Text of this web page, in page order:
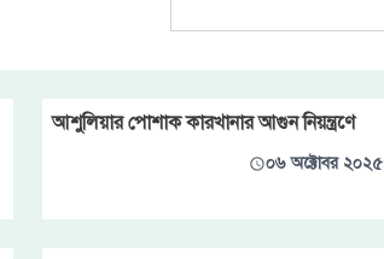
আশুলিয়ার পোশাক কারখানার আগুন নিয়ন্ত্রণে
০৬ অক্টোবর ২০২৫